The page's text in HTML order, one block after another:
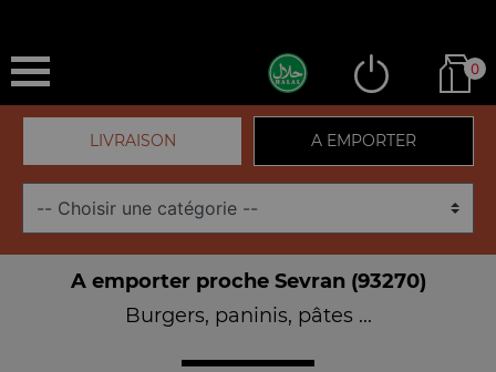
0
LIVRAISON A EMPORTER
A emporter proche Sevran (93270)
Burgers, paninis, pâtes ...